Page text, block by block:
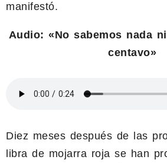
manifestó.
Audio: «No sabemos nada
centavo»
Diez meses después de las
libra de mojarra roja se han